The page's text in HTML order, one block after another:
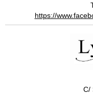
https://
C/